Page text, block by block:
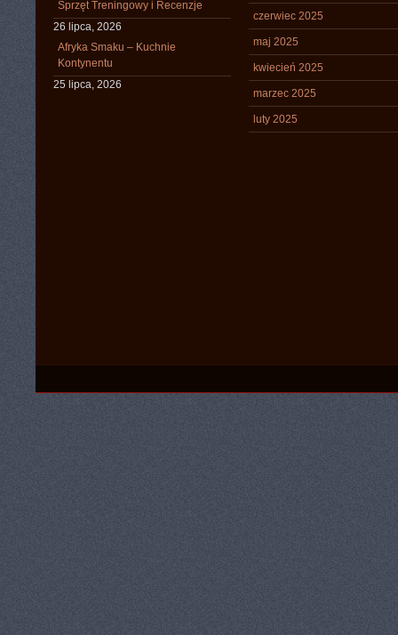
Sprzęt Treningowy i Recenzje
26 lipca, 2026
Afryka Smaku – Kuchnie
Kontynentu
25 lipca, 2026
czerwiec 2025
maj 2025
kwiecień 2025
marzec 2025
luty 2025